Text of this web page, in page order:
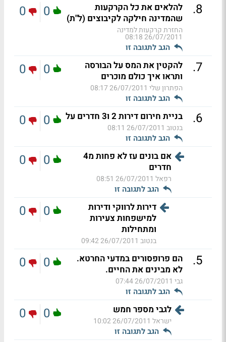
8
.
להלאים את כל הקרקעות
שהמדינה חילקה לקיבוצים (ל"ת)
החזרת קרקעות למדינה
26/07/2011 08:18
הגב לתגובה זו
0
0
7
.
להקטין את המס על הבורסה
ותראו איך כולם מוכרים
הפתרון שלי 26/07/2011 08:17
הגב לתגובה זו
0
0
6
. בניית חירום דירות 2 ו3 חדרים על
בנטוב 26/07/2011 08:11
הגב לתגובה זו
0
0
אם בונים עז לא פחות מ4
חדרים
רפאל 26/07/2011 08:51
הגב לתגובה זו
0
0
דירות לרווקי ודירות
למישפחות צעירות
ומתחילות
בנטוב 26/07/2011 09:42
0
0
5
.
הם פרופסורים במדעי החרטא.
לא מבינים את החיים.
גבי 26/07/2011 07:44
הגב לתגובה זו
0
0
לגבי מספר חמש
ישראל 26/07/2011 10:02
הגב לתגובה זו
0
0